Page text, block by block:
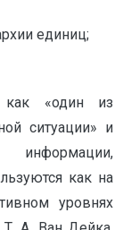
единиц;
«один из
ситуации» и
информации,
как на
уровнях